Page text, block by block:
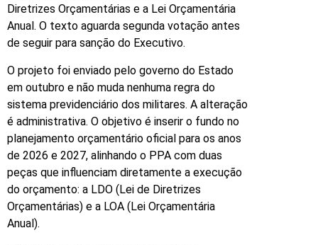
Diretrizes Orçamentárias e a Lei Orçamentária
Anual. O texto aguarda segunda votação antes
de seguir para sanção do Executivo.
O projeto foi enviado pelo governo do Estado
em outubro e não muda nenhuma regra do
sistema previdenciário dos militares. A alteração
é administrativa. O objetivo é inserir o fundo no
planejamento orçamentário oficial para os anos
de 2026 e 2027, alinhando o PPA com duas
peças que influenciam diretamente a execução
do orçamento: a LDO (Lei de Diretrizes
Orçamentárias) e a LOA (Lei Orçamentária
Anual).